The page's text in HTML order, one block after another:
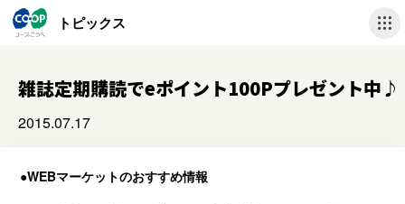
トピックス
雑誌定期購読でeポイント100Pプレゼント中♪
2015.07.17
●WEBマーケットのおすすめ情報